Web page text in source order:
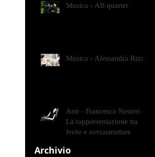
Musica - AB quartet
Musica - Alessandra Rizzo
Arte - Francesca Nesteri -
La rappresentazione tra
ferite e sovrastrutture
Archivio